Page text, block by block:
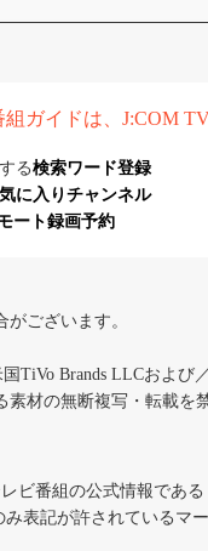
組ガイドは、J:COM
る検索ワード登録
に入りチャンネル
ート録画予約
ございます。
TiVo Brands LLCおよ
材の無断複写・転載を
ビ番組の公式情報である
表記が許されているマー